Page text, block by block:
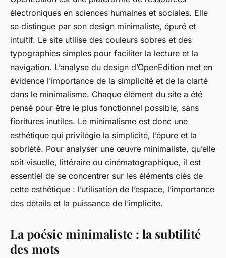
électroniques en sciences humaines et sociales. Elle
se distingue par son design minimaliste, épuré et
intuitif. Le site utilise des couleurs sobres et des
typographies simples pour faciliter la lecture et la
navigation. L’analyse du design d’OpenEdition met en
évidence l’importance de la simplicité et de la clarté
dans le minimalisme. Chaque élément du site a été
pensé pour être le plus fonctionnel possible, sans
fioritures inutiles. Le minimalisme est donc une
esthétique qui privilégie la simplicité, l’épure et la
sobriété. Pour analyser une œuvre minimaliste, qu’elle
soit visuelle, littéraire ou cinématographique, il est
essentiel de se concentrer sur les éléments clés de
cette esthétique : l’utilisation de l’espace, l’importance
des détails et la puissance de l’implicite.
La poésie minimaliste : la subtilité
des mots